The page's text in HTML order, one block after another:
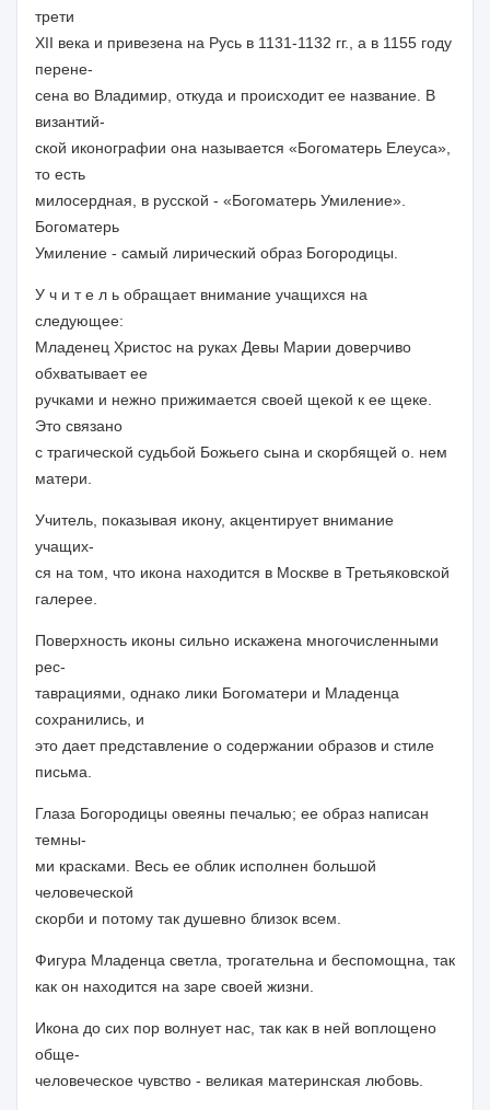
трети
XII века и привезена на Русь в 1131-1132 гг., а в 1155 году
перене-
сена во Владимир, откуда и происходит ее название. В
византий-
ской иконографии она называется «Богоматерь Елеуса»,
то есть
милосердная, в русской - «Богоматерь Умиление».
Богоматерь
Умиление - самый лирический образ Богородицы.
У ч и т е л ь обращает внимание учащихся на
следующее:
Младенец Христос на руках Девы Марии доверчиво
обхватывает ее
ручками и нежно прижимается своей щекой к ее щеке.
Это связано
с трагической судьбой Божьего сына и скорбящей о. нем
матери.
Учитель, показывая икону, акцентирует внимание
учащих-
ся на том, что икона находится в Москве в Третьяковской
галерее.
Поверхность иконы сильно искажена многочисленными
рес-
таврациями, однако лики Богоматери и Младенца
сохранились, и
это дает представление о содержании образов и стиле
письма.
Глаза Богородицы овеяны печалью; ее образ написан
темны-
ми красками. Весь ее облик исполнен большой
человеческой
скорби и потому так душевно близок всем.
Фигура Младенца светла, трогательна и беспомощна, так
как он находится на заре своей жизни.
Икона до сих пор волнует нас, так как в ней воплощено
обще-
человеческое чувство - великая материнская любовь.